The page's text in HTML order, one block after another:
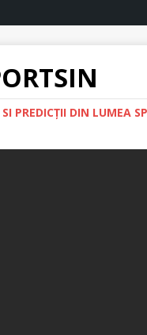
PREDICŢII DIN LUMEA